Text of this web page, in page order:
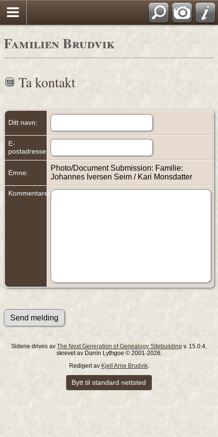
Familien Brudvik
Ta kontakt
Ditt navn:
E-
postadresse:
Emne:
Photo/Document Submission: Familie:
Johannes Iversen Seim / Kari Monsdatter
Kommentarer:
Sidene drives av The Next Generation of Genealogy Sitebuilding v. 15.0.4,
skrevet av Darrin Lythgoe © 2001-2026.
Redigert av Kjell Arne Brudvik.
Bytt til standard nettsted